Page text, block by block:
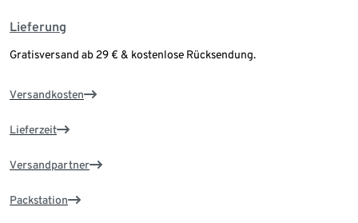
Lieferung
Gratisversand ab 29 € & kostenlose Rücksendung.
Versandkosten
Lieferzeit
Versandpartner
Packstation